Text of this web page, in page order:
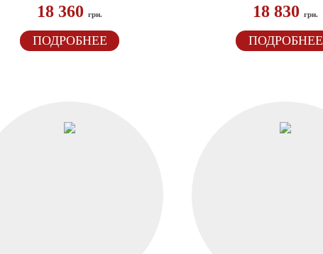
18 360 грн.
ПОДРОБНЕЕ
18 830 грн.
ПОДРОБНЕЕ